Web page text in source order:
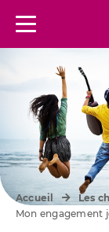
Aller à la
Menu
Accueil Les
Mon engagement